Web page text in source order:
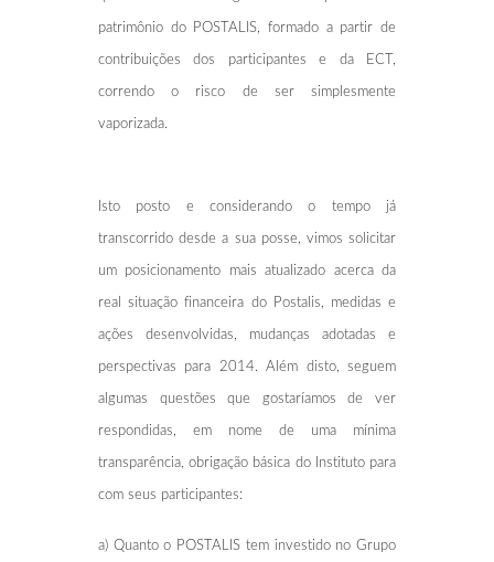
patrimônio do POSTALIS, formado a partir de
contribuições dos participantes e da ECT,
correndo o risco de ser simplesmente
vaporizada.
Isto posto e considerando o tempo já
transcorrido desde a sua posse, vimos solicitar
um posicionamento mais atualizado acerca da
real situação financeira do Postalis, medidas e
ações desenvolvidas, mudanças adotadas e
perspectivas para 2014. Além disto, seguem
algumas questões que gostaríamos de ver
respondidas, em nome de uma mínima
transparência, obrigação básica do Instituto para
com seus participantes:
a) Quanto o POSTALIS tem investido no Grupo